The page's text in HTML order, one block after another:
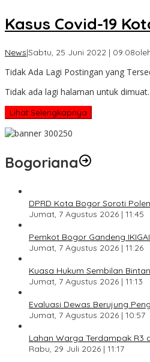
Kasus Covid-19
News|Sabtu, 25 Juni 2022 | 09:08
Tidak Ada Lagi Postingan yang
Tidak ada lagi halaman untuk dimuat.
Lihat Selengkapnya
Bogoriana
DPRD Kota Bogor Soroti
Jumat, 7 Agustus 2026 | 11:45
Pemkot Bogor Gandeng
Jumat, 7 Agustus 2026 | 11:26
Kuasa Hukum Sembilan
Jumat, 7 Agustus 2026 | 11:13
Evaluasi Dewas Berujung
Jumat, 7 Agustus 2026 | 10:57
Lahan Warga Terdampak R3
Rabu, 29 Juli 2026 | 11:17